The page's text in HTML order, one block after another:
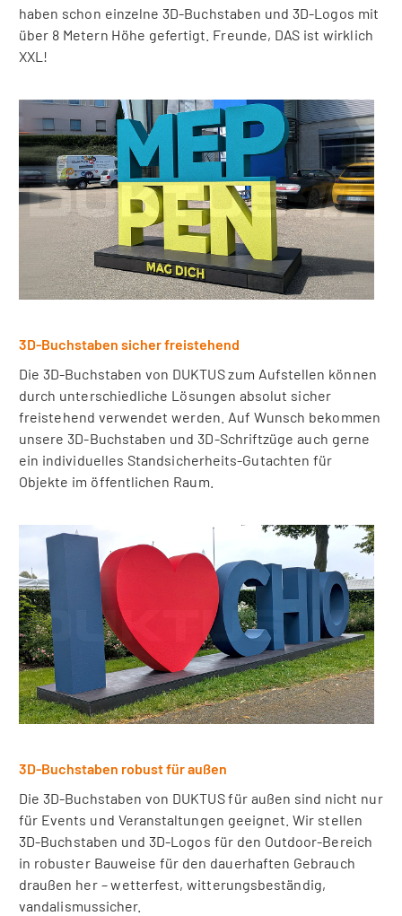
haben schon einzelne 3D-Buchstaben und 3D-Logos mit
über 8 Metern Höhe gefertigt. Freunde, DAS ist wirklich
XXL!
3D-Buchstaben sicher freistehend
Die 3D-Buchstaben von DUKTUS zum Aufstellen können
durch unterschiedliche Lösungen absolut sicher
freistehend verwendet werden. Auf Wunsch bekommen
unsere 3D-Buchstaben und 3D-Schriftzüge auch gerne
ein individuelles Standsicherheits-Gutachten für
Objekte im öffentlichen Raum.
3D-Buchstaben robust für außen
Die 3D-Buchstaben von DUKTUS für außen sind nicht nur
für Events und Veranstaltungen geeignet. Wir stellen
3D-Buchstaben und 3D-Logos für den Outdoor-Bereich
in robuster Bauweise für den dauerhaften Gebrauch
draußen her – wetterfest, witterungsbeständig,
vandalismussicher.